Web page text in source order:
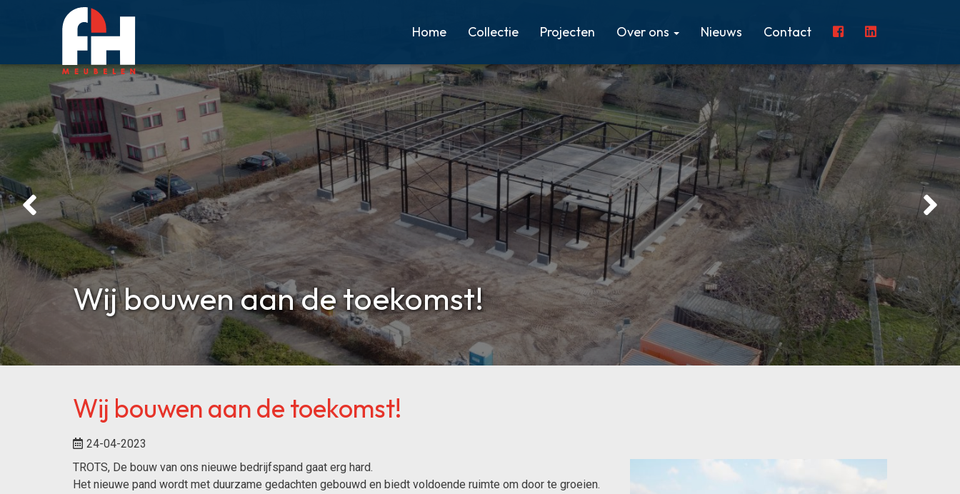
Home Collectie Projecten Over ons Nieuws Contact
Wij bouwen aan de toekomst!
Wij bouwen aan de toekomst!
24-04-2023
TROTS, De bouw van ons nieuwe bedrijfspand gaat erg hard.
Het nieuwe pand wordt met duurzame gedachten gebouwd en biedt voldoende ruimte om door te groeien.